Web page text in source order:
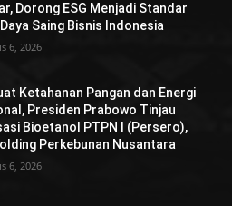
Dorong ESG Menjadi Standar
Saing Bisnis Indonesia
6, 2026
Ketahanan Pangan dan Energi
Presiden Prabowo Tinjau
Bioetanol PTPN I (Persero),
Perkebunan Nusantara
6, 2026